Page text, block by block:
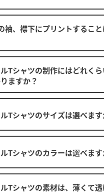
袖、襟下にプリントすること
Tシャツの制作にはどれくら
ますか？
Tシャツのサイズは選べます
Tシャツのカラーは選べます
Tシャツの素材は、薄くて